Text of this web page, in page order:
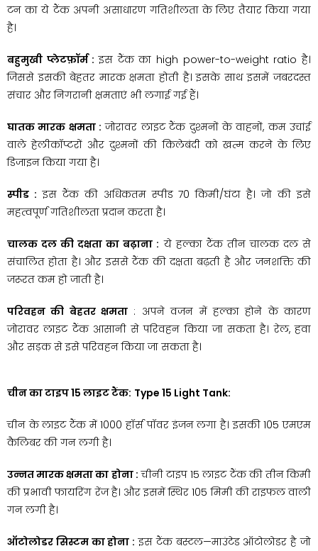
टन का ये टैंक अपनी असाधारण गतिशीलता के लिए तैयार किया गया
है।
बहुमुखी प्लेटफ़ॉर्म :इस टैंक का high power-to-weight ratio है।
जिससे इसकी बेहतर मारक क्षमता होती है। इसके साथ इसमें जबरदस्त
संचार और निगरानी क्षमताएं भी लगाई गई हैं।
घातक मारक क्षमता : जोरावर लाइट टैंक दुश्मनों के वाहनों, कम उचांई
वाले हेलीकॉप्टरों और दुश्मनों की किलेबंदी को खत्म करने के लिए
डिजाइन किया गया है।
स्पीड : इस टैंक की अधिकतम स्पीड 70 किमी/घंटा है। जो की इसे
महत्वपूर्ण गतिशीलता प्रदान करता है।
चालक दल की दक्षता का बढ़ाना : ये हल्का टैंक तीन चालक दल से
संचालित होता है। और इससे टैंक की दक्षता बढ़ती है और जनशक्ति की
जरूरत कम हो जाती है।
परिवहन की बेहतर क्षमता : अपने वजन में हल्का होने के कारण
जोरावर लाइट टैंक आसानी से परिवहन किया जा सकता है। रेल, हवा
और सड़क से इसे परिवहन किया जा सकता है।
चीन का टाइप 15 लाइट टैंक: Type 15 Light Tank:
चीन के लाइट टैंक में 1000 हॉर्स पॉवर इंजन लगा है। इसकी 105 एमएम
कैलिबर की गन लगी है।
उन्नत मारक क्षमता का होना : चीनी टाइप 15 लाइट टैंक की तीन किमी
की प्रभावी फायरिंग रेंज है। और इसमें स्थिर 105 मिमी की राइफल वाली
गन लगी है।
ऑटोलोडर सिस्टम का होना : इस टैंक बस्टल—माउंटेड ऑटोलोडर है जो